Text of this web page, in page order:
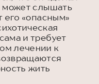
может слышать
его «опасным»
и требует
лечении к
жить